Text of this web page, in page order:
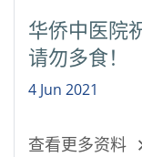
华侨中医院
请勿多食！
4 Jun 2021
查看更多资料